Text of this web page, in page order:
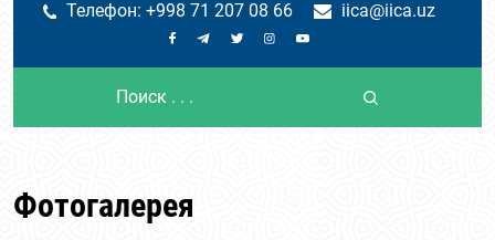
Телефон: +998 71 207 08 66 iica@iica.uz
Фотогалерея